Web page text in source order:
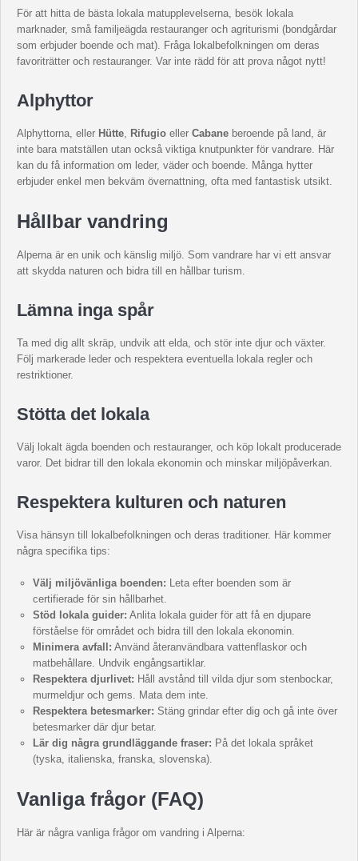
För att hitta de bästa lokala matupplevelserna, besök lokala
marknader, små familjeägda restauranger och agriturismi (bondgårdar
som erbjuder boende och mat). Fråga lokalbefolkningen om deras
favoriträtter och restauranger. Var inte rädd för att prova något nytt!
Alphyttor
Alphyttorna, eller Hütte Rifugio eller Cabane beroende på land, är
inte bara matställen utan också viktiga knutpunkter för vandrare. Här
kan du få information om leder, väder och boende. Många hytter
erbjuder enkel men bekväm övernattning, ofta med fantastisk utsikt.
Hållbar vandring
Alperna är en unik och känslig miljö. Som vandrare har vi ett ansvar
att skydda naturen och bidra till en hållbar turism.
Lämna inga spår
Ta med dig allt skräp, undvik att elda, och stör inte djur och växter.
Följ markerade leder och respektera eventuella lokala regler och
restriktioner.
Stötta det lokala
Välj lokalt ägda boenden och restauranger, och köp lokalt producerade
varor. Det bidrar till den lokala ekonomin och minskar miljöpåverkan.
Respektera kulturen och naturen
Visa hänsyn till lokalbefolkningen och deras traditioner. Här kommer
några specifika tips:
Välj miljövänliga boenden: Leta efter boenden som är
certifierade för sin hållbarhet.
Stöd lokala guider: Anlita lokala guider för att få en djupare
förståelse för området och bidra till den lokala ekonomin.
Minimera avfall: Använd återanvändbara vattenflaskor och
matbehållare. Undvik engångsartiklar.
Respektera djurlivet: Håll avstånd till vilda djur som stenbockar,
murmeldjur och gems. Mata dem inte.
Respektera betesmarker: Stäng grindar efter dig och gå inte över
betesmarker där djur betar.
Lär dig några grundläggande fraser: På det lokala språket
(tyska, italienska, franska, slovenska).
Vanliga frågor (FAQ)
Här är några vanliga frågor om vandring i Alperna: